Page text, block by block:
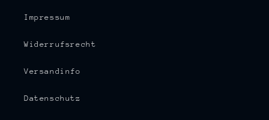
Impressum
Widerrufsrecht
Versandinfo
Datenschutz